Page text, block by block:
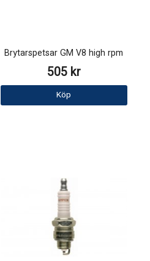
Brytarspetsar GM V8 high rpm
505 kr
Köp